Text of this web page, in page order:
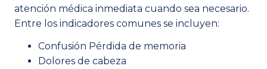
atención médica inmediata cuando sea necesario.
Entre los indicadores comunes se incluyen:
Confusión Pérdida de memoria
Dolores de cabeza